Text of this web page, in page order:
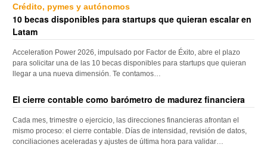
Crédito, pymes y autónomos
10 becas disponibles para startups que quieran escalar en
Latam
Acceleration Power 2026, impulsado por Factor de Éxito, abre el plazo
para solicitar una de las 10 becas disponibles para startups que quieran
llegar a una nueva dimensión. Te contamos…
El cierre contable como barómetro de madurez financiera
Cada mes, trimestre o ejercicio, las direcciones financieras afrontan el
mismo proceso: el cierre contable. Días de intensidad, revisión de datos,
conciliaciones aceleradas y ajustes de última hora para validar…